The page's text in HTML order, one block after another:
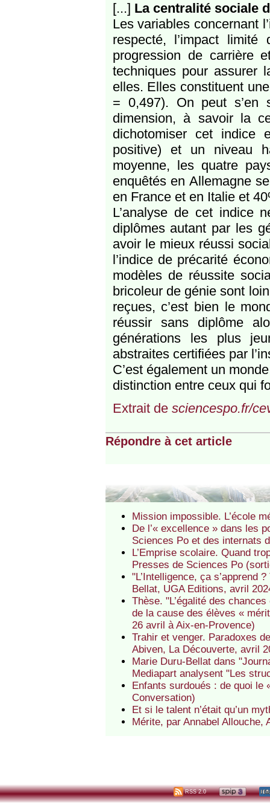
[...] La centralité sociale
Les variables concernant
respecté, l’impact
progression de carrière
techniques pour assurer
elles. Elles constituent
= 0,497). On peut s’en
dimension, à savoir la
dichotomiser cet indice
positive) et un niveau
moyenne, les quatre
enquêtés en Allemagne
en France et en Italie et
L’analyse de cet indice
diplômes autant par les
avoir le mieux réussi
l’indice de précarité
modèles de réussite
bricoleur de génie sont
reçues, c’est bien le
réussir sans diplôme
générations les plus
abstraites certifiées par
C’est également un
distinction entre ceux qui
Extrait de sciencespo.fr/
Répondre à cet article
Mission impossible. L’école
De l’« excellence » dans les
Sciences Po et des internats
L’Emprise scolaire. Quand
Presses de Sciences Po
"L’Intelligence, ça s’apprend
Bellat, UGA Editions, avril
Thèse. "L’égalité des
de la cause des élèves «
26 avril à Aix-en-Provence)
Trahir et venger. Paradoxes
Abiven, La Découverte, avril
Marie Duru-Bellat dans
Mediapart analysent "Les
Enfants surdoués : de quoi le
Conversation)
Et si le talent n’était qu’un
Mérite, par Annabel Allouche,
RSS 2.0